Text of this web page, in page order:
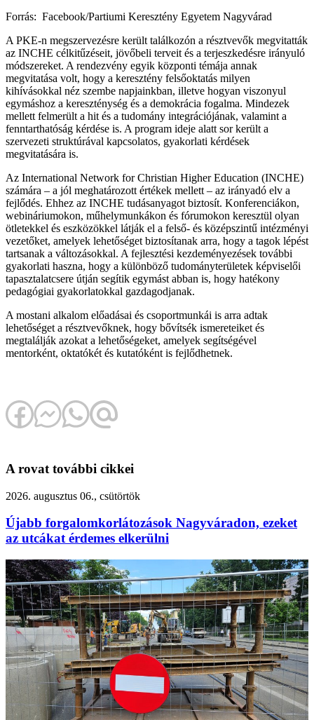
Forrás: Facebook/Partiumi Keresztény Egyetem Nagyvárad
A PKE-n megszervezésre került találkozón a résztvevők megvitatták
az INCHE célkitűzéseit, jövőbeli terveit és a terjeszkedésre irányuló
módszereket. A rendezvény egyik központi témája annak
megvitatása volt, hogy a keresztény felsőoktatás milyen
kihívásokkal néz szembe napjainkban, illetve hogyan viszonyul
egymáshoz a kereszténység és a demokrácia fogalma. Mindezek
mellett felmerült a hit és a tudomány integrációjának, valamint a
fenntarthatóság kérdése is. A program ideje alatt sor került a
szervezeti struktúrával kapcsolatos, gyakorlati kérdések
megvitatására is.
Az International Network for Christian Higher Education (INCHE)
számára – a jól meghatározott értékek mellett – az irányadó elv a
fejlődés. Ehhez az INCHE tudásanyagot biztosít. Konferenciákon,
webináriumokon, műhelymunkákon és fórumokon keresztül olyan
ötletekkel és eszközökkel látják el a felső- és középszintű intézményi
vezetőket, amelyek lehetőséget biztosítanak arra, hogy a tagok lépést
tartsanak a változásokkal. A fejlesztési kezdeményezések további
gyakorlati haszna, hogy a különböző tudományterületek képviselői
tapasztalatcsere útján segítik egymást abban is, hogy hatékony
pedagógiai gyakorlatokkal gazdagodjanak.
A mostani alkalom előadásai és csoportmunkái is arra adtak
lehetőséget a résztvevőknek, hogy bővítsék ismereteiket és
megtalálják azokat a lehetőségeket, amelyek segítségével
mentorként, oktatókét és kutatóként is fejlődhetnek.
A rovat további cikkei
2026. augusztus 06., csütörtök
Újabb forgalomkorlátozások Nagyváradon, ezeket
az utcákat érdemes elkerülni